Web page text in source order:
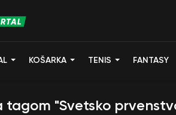
KOŠARKA TENIS FANTASY
tagom "Svetsko